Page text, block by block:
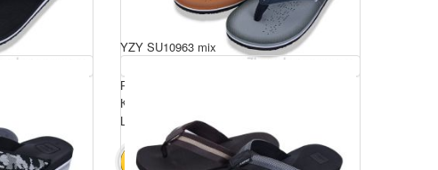
Розмірний ряд: 40-45
Комплектація ящика: 24
Ціна за пару: 210 грн.
В КОШИК 5040 грн.
YZY SU10963 mix